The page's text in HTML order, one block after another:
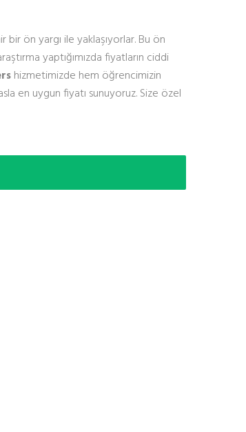
ön yargı ile yaklaşıyorlar. Bu ön
yaptığımızda fiyatların ciddi
hizmetimizde hem öğrencimizin
en uygun fiyatı sunuyoruz. Size özel